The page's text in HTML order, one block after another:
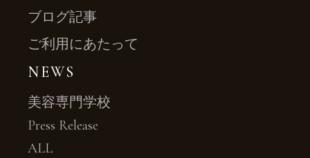
ブログ記事
ご利用にあたって
NEWS
美容専門学校
Press Release
ALL